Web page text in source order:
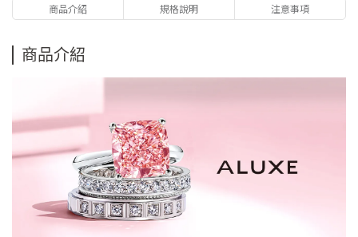
商品介紹 規格說明 注意事項
商品介紹